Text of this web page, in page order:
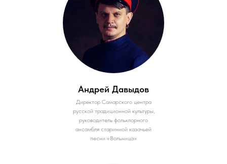
Андрей Давыдов
Директор Самарского центра
русской традиционной культуры,
руководитель фольклорного
ансамбля старинной казачьей
песни «Вольница»